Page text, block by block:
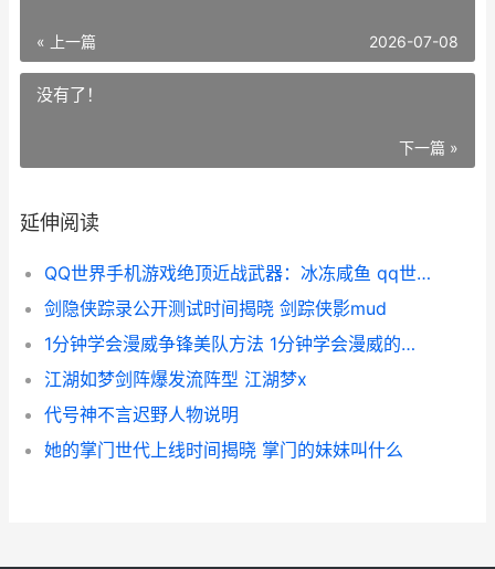
« 上一篇 2026-07-08
没有了！
下一篇 »
延伸阅读
QQ世界手机游戏绝顶近战武器：冰冻咸鱼 qq世界手机游戏怎么玩
剑隐侠踪录公开测试时间揭晓 剑踪侠影mud
1分钟学会漫威争锋美队方法 1分钟学会漫威的视频
江湖如梦剑阵爆发流阵型 江湖梦x
代号神不言迟野人物说明
她的掌门世代上线时间揭晓 掌门的妹妹叫什么